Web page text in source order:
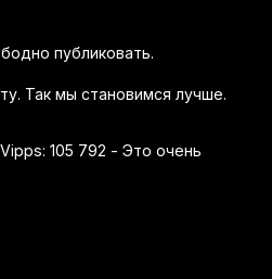
публиковать.
Так мы становимся лучше.
105 792 - Это очень